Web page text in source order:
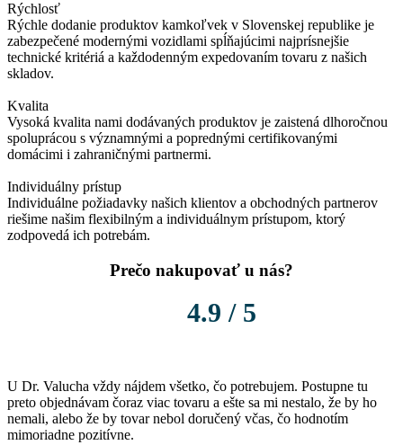
Rýchlosť
Rýchle dodanie produktov kamkoľvek v Slovenskej republike je
zabezpečené modernými vozidlami spĺňajúcimi najprísnejšie
technické kritériá a každodenným expedovaním tovaru z našich
skladov.
Kvalita
Vysoká kvalita nami dodávaných produktov je zaistená dlhoročnou
spoluprácou s významnými a poprednými certifikovanými
domácimi i zahraničnými partnermi.
Individuálny prístup
Individuálne požiadavky našich klientov a obchodných partnerov
riešime našim flexibilným a individuálnym prístupom, ktorý
zodpovedá ich potrebám.
Prečo nakupovať u nás?
4.9 / 5
U Dr. Valucha vždy nájdem všetko, čo potrebujem. Postupne tu
preto objednávam čoraz viac tovaru a ešte sa mi nestalo, že by ho
nemali, alebo že by tovar nebol doručený včas, čo hodnotím
mimoriadne pozitívne.